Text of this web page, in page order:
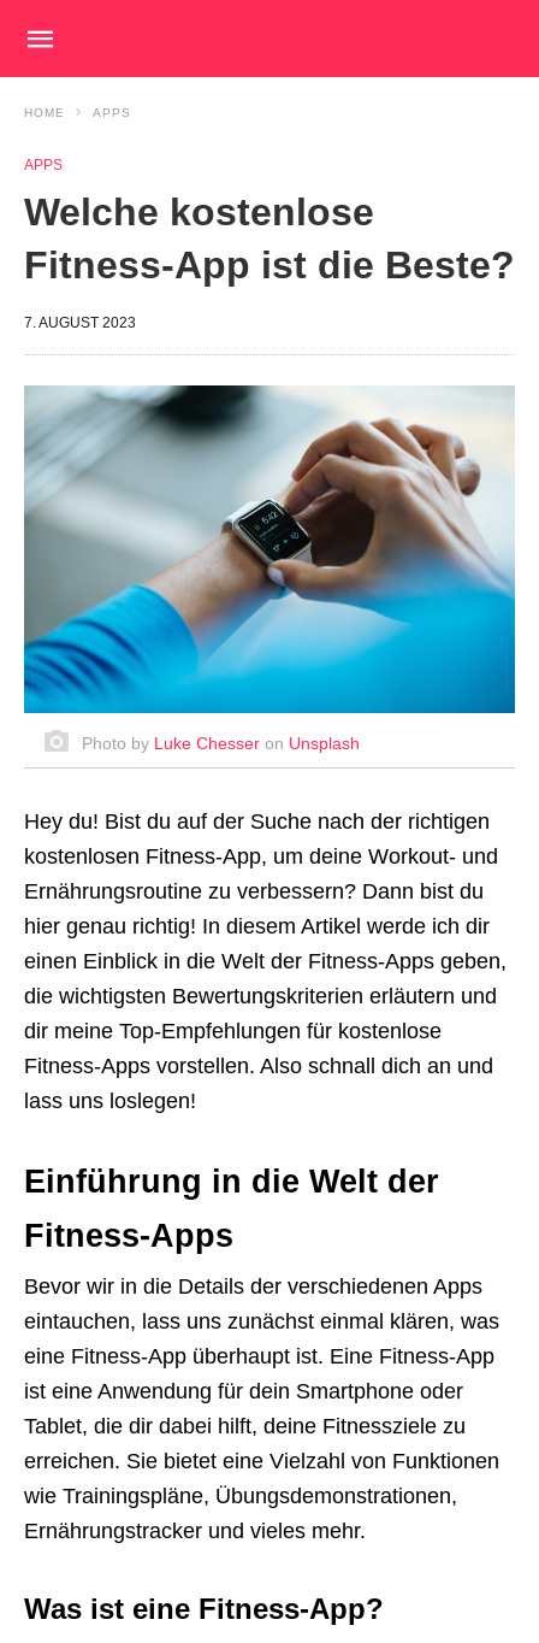
HOME APPS
APPS
Welche kostenlose
Fitness-App ist die Beste?
7. AUGUST 2023
Photo by Luke Chesser on Unsplash
Hey du! Bist du auf der Suche nach der richtigen
kostenlosen Fitness-App, um deine Workout- und
Ernährungsroutine zu verbessern? Dann bist du
hier genau richtig! In diesem Artikel werde ich dir
einen Einblick in die Welt der Fitness-Apps geben,
die wichtigsten Bewertungskriterien erläutern und
dir meine Top-Empfehlungen für kostenlose
Fitness-Apps vorstellen. Also schnall dich an und
lass uns loslegen!
Einführung in die Welt der
Fitness-Apps
Bevor wir in die Details der verschiedenen Apps
eintauchen, lass uns zunächst einmal klären, was
eine Fitness-App überhaupt ist. Eine Fitness-App
ist eine Anwendung für dein Smartphone oder
Tablet, die dir dabei hilft, deine Fitnessziele zu
erreichen. Sie bietet eine Vielzahl von Funktionen
wie Trainingspläne, Übungsdemonstrationen,
Ernährungstracker und vieles mehr.
Was ist eine Fitness-App?